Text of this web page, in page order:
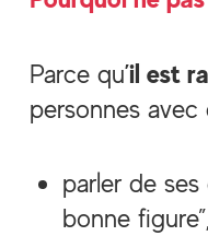
Parce qu’il est
personnes avec
parler de
bonne figure”,